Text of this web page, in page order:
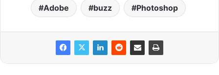
Adobe buzz Photoshop